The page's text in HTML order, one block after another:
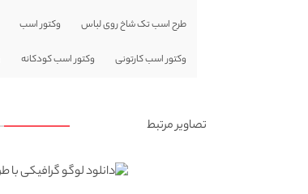
طرح اسب تک شاخ روی لباس وکتور اسب
وکتور اسب کارتونی وکتور اسب کودکانه
تصاویر مرتبط